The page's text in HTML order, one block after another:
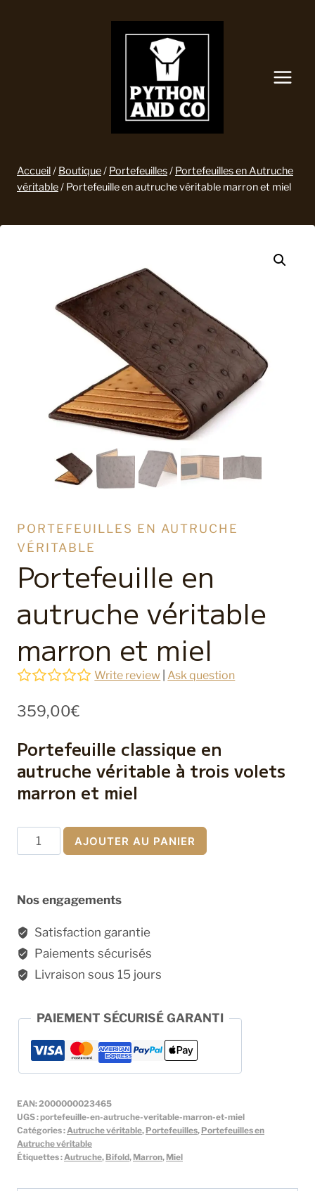
Accueil/ Boutique/ Portefeuilles/ Portefeuilles en Autruche
véritable/ Portefeuille en autruche véritable marron et miel
PORTEFEUILLES EN AUTRUCHE
VÉRITABLE
Portefeuille en
autruche véritable
marron et miel
Write review |Ask question
359,00€
Portefeuille classique en
autruche véritable à trois volets
marron et miel
quantité
de
en
véritable
marron
et
AJOUTER AU PANIER
Nos engagements
Satisfaction garantie
Paiements sécurisés
Livraison sous 15 jours
PAIEMENT SÉCURISÉ GARANTI
EAN:2000000023465
UGS :portefeuille-en-autruche-veritable-marron-et-miel
Catégories :Autruche véritable, Portefeuilles, Portefeuilles en
Autruche véritable
Étiquettes :Autruche, Bifold, Marron, Miel